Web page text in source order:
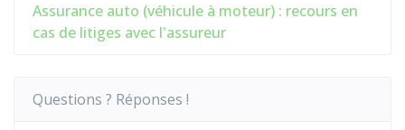
Assurance auto (véhicule à moteur) : recours en
cas de litiges avec l'assureur
Questions ? Réponses !